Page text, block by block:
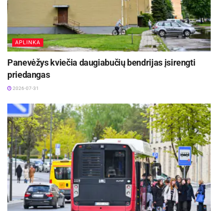
APLINKA
Panevėžys kviečia daugiabučių bendrijas įsirengti
priedangas
2026-07-31